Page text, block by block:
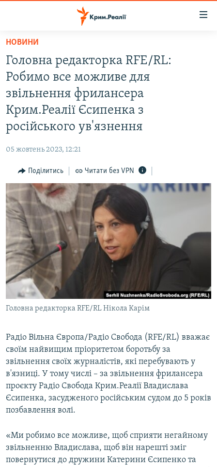
Перейти
основного
матеріалу
Перейти
до
основної
навігації
Перейти
до
ВОДА.КРИМ
ВІДЕО ТА ФОТО
ПОЛІТИКА
БЛОГИ
ВСЕ ЗА ДЕНЬ
СПЕЦПРОЕКТИ
ДЕПОРТАЦІЯ
ВІДЕОУРОКИ «ELIFBE»
СВІДЧЕННЯ ОКУПАЦІЇ
УКРАЇНСЬКА ПРОБЛЕМА КРИМУ
ІНФОГРАФІКА
ЯК ОБІЙТИ БЛОКУВАННЯ
Русский
Qırımtatar
ДОЛУЧАЙСЯ!
НОВИНИ
Головна редакторка RFE/RL:
Робимо все можливе для
звільнення фрилансера
Крим.Реалії Єсипенка з
російського ув'язнення
05 жовтень 2023, 12:21
Поділитись Читати без VPN
Головна редакторка RFE/RL Нікола Карім
Радіо Вільна Європа/Радіо Свобода (RFE/RL) вважає
своїм найвищим пріоритетом боротьбу за
звільнення своїх журналістів, які перебувають у
в'язниці. У тому числі – за звільнення фрилансера
проєкту Радіо Свобода Крим.Реалії Владислава
Єсипенка, засудженого російським судом до 5 років
позбавлення волі.
«Ми робимо все можливе, щоб сприяти негайному
звільненню Владислава, щоб він нарешті зміг
повернутися до дружини Катерини Єсипенко та